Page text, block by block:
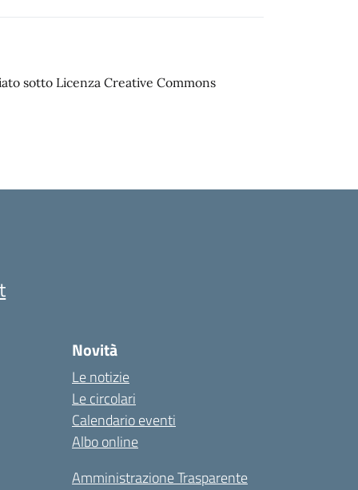
sotto Licenza Creative Commons
Novità
Le notizie
Le circolari
Calendario eventi
Albo online
Amministrazione Trasparente